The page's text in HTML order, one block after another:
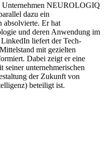
Unternehmen NEUROLOGIQ
dazu ein
absolvierte. Er hat
und deren Anwendung im
liefert der Tech-
mit gezielten
Dabei zeigt er eine
seiner unternehmerischen
der Zukunft von
beteiligt ist.